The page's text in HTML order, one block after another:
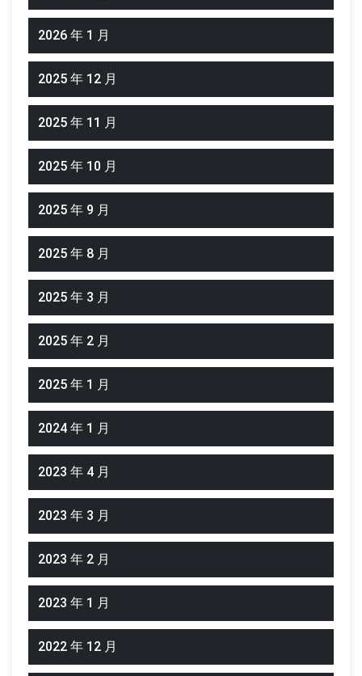
2026 年 1 月
2025 年 12 月
2025 年 11 月
2025 年 10 月
2025 年 9 月
2025 年 8 月
2025 年 3 月
2025 年 2 月
2025 年 1 月
2024 年 1 月
2023 年 4 月
2023 年 3 月
2023 年 2 月
2023 年 1 月
2022 年 12 月